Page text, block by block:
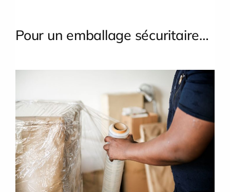
Pour un emballage sécuritaire…